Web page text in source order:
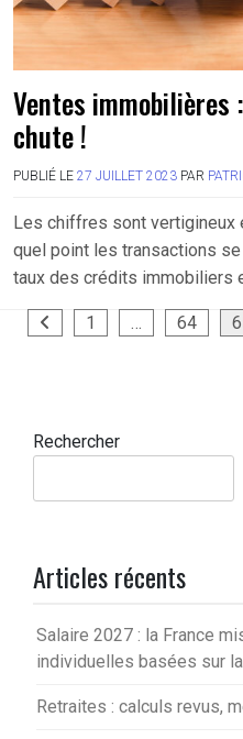
Ventes immobilières
chute !
PUBLIÉ LE 27 JUILLET 2023 PAR
Les chiffres sont vertigineux
quel point les transactions
taux des crédits immobiliers
Pagination
1 … 64
Rechercher
Articles récents
Salaire 2027 : la France
individuelles basées sur
Retraites : calculs revus,